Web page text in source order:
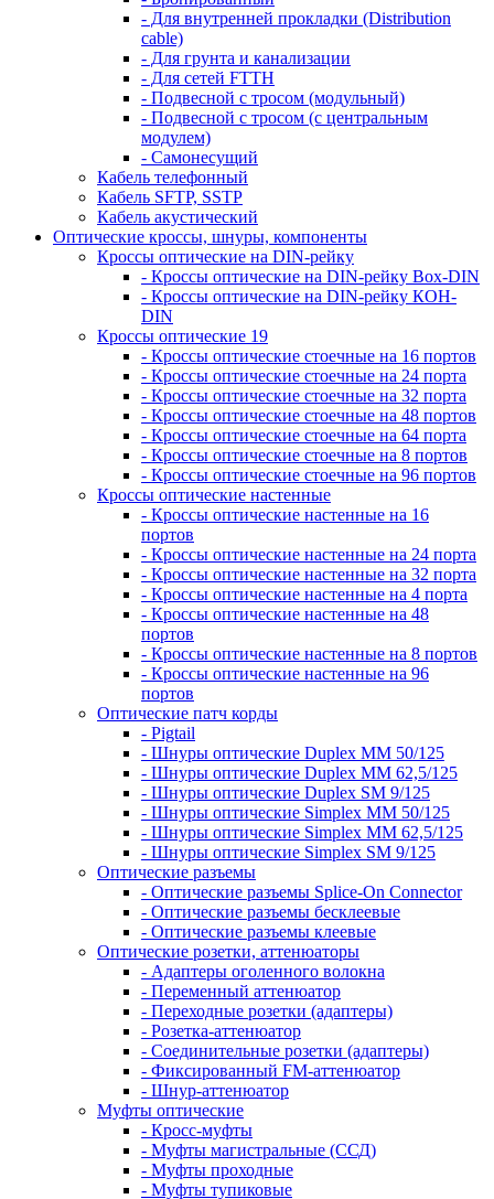
- Для внутренней прокладки (Distribution
cable)
- Для грунта и канализации
- Для сетей FTTH
- Подвесной с тросом (модульный)
- Подвесной с тросом (с центральным
модулем)
- Самонесущий
Кабель телефонный
Кабель SFTP, SSTP
Кабель акустический
Оптические кроссы, шнуры, компоненты
Кроссы оптические на DIN-рейку
- Кроссы оптические на DIN-рейку Box-DIN
- Кроссы оптические на DIN-рейку КОН-
DIN
Кроссы оптические 19
- Кроссы оптические стоечные на 16 портов
- Кроссы оптические стоечные на 24 порта
- Кроссы оптические стоечные на 32 порта
- Кроссы оптические стоечные на 48 портов
- Кроссы оптические стоечные на 64 порта
- Кроссы оптические стоечные на 8 портов
- Кроссы оптические стоечные на 96 портов
Кроссы оптические настенные
- Кроссы оптические настенные на 16
портов
- Кроссы оптические настенные на 24 порта
- Кроссы оптические настенные на 32 порта
- Кроссы оптические настенные на 4 порта
- Кроссы оптические настенные на 48
портов
- Кроссы оптические настенные на 8 портов
- Кроссы оптические настенные на 96
портов
Оптические патч корды
- Pigtail
- Шнуры оптические Duplex MM 50/125
- Шнуры оптические Duplex MM 62,5/125
- Шнуры оптические Duplex SM 9/125
- Шнуры оптические Simplex MM 50/125
- Шнуры оптические Simplex MM 62,5/125
- Шнуры оптические Simplex SM 9/125
Оптические разъемы
- Оптические разъемы Splice-On Connector
- Оптические разъемы бесклеевые
- Оптические разъемы клеевые
Оптические розетки, аттенюаторы
- Адаптеры оголенного волокна
- Переменный аттенюатор
- Переходные розетки (адаптеры)
- Розетка-аттенюатор
- Соединительные розетки (адаптеры)
- Фиксированный FM-аттенюатор
- Шнур-аттенюатор
Муфты оптические
- Кросс-муфты
- Муфты магистральные (ССД)
- Муфты проходные
- Муфты тупиковые